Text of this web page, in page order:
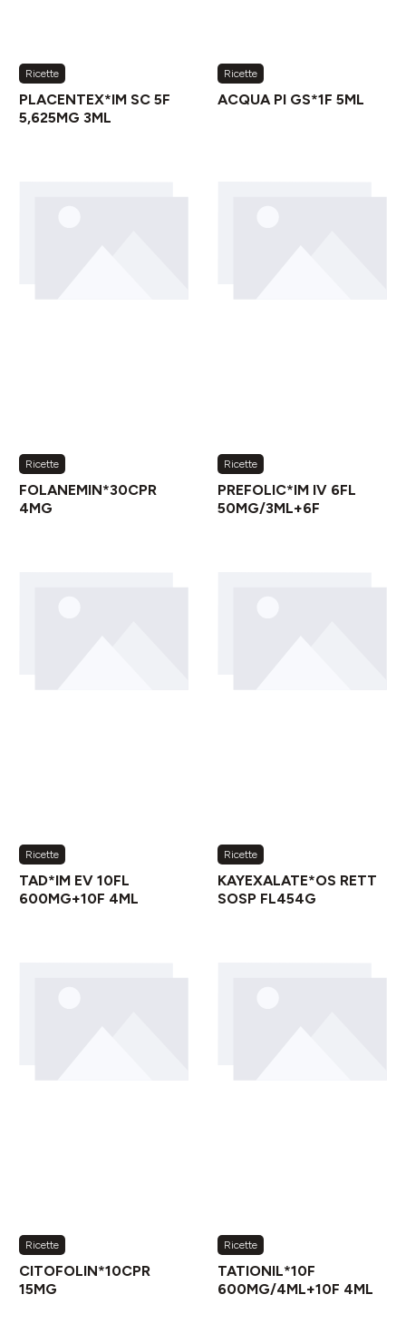
Ricette
PLACENTEX*IM SC 5F
5,625MG 3ML
Ricette
ACQUA PI GS*1F 5ML
Ricette
FOLANEMIN*30CPR
4MG
Ricette
PREFOLIC*IM IV 6FL
50MG/3ML+6F
Ricette
TAD*IM EV 10FL
600MG+10F 4ML
Ricette
KAYEXALATE*OS RETT
SOSP FL454G
Ricette
CITOFOLIN*10CPR
15MG
Ricette
TATIONIL*10F
600MG/4ML+10F 4ML